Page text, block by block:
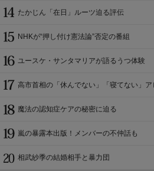
たかじん「在日」ルーツ迫る評伝
NHKが“押し付け憲法論”否定の番組
ユースケ・サンタマリアが語るうつ体験
高市首相の「休んでない」「寝てない」
魔法の認知症ケアの秘密に迫る
嵐の暴露本出版！メンバーの不仲話も
相武紗季の結婚相手と暴力団